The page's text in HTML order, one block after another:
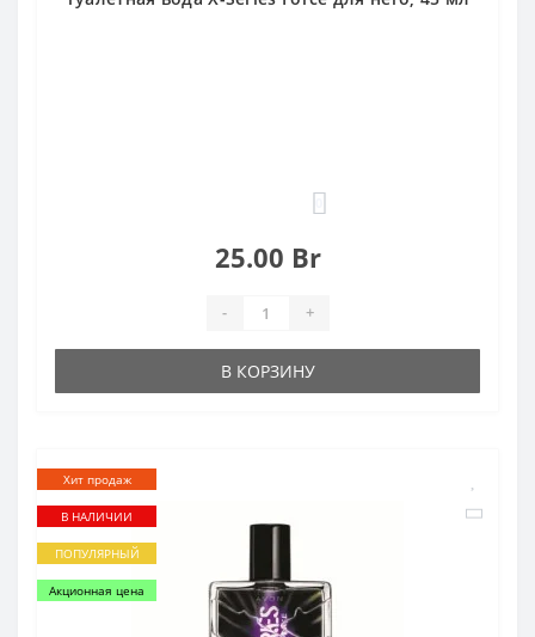
25.00 Br
- +
В КОРЗИНУ
Хит продаж
В НАЛИЧИИ
ПОПУЛЯРНЫЙ
Акционная цена